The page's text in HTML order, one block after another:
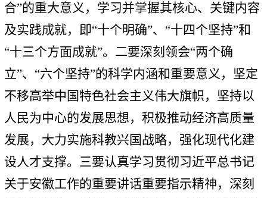
合”的重大意义，学习并掌握其核心、关键内容
及实践成就，即“十个明确”、“十四个坚持”和
“十三个方面成就”。二要深刻领会“两个确
立”、“六个坚持”的科学内涵和重要意义，坚定
不移高举中国特色社会主义伟大旗帜，坚持以
人民为中心的发展思想，积极推动经济高质量
发展，大力实施科教兴国战略，强化现代化建
设人才支撑。三要认真学习贯彻习近平总书记
关于安徽工作的重要讲话重要指示精神，深刻